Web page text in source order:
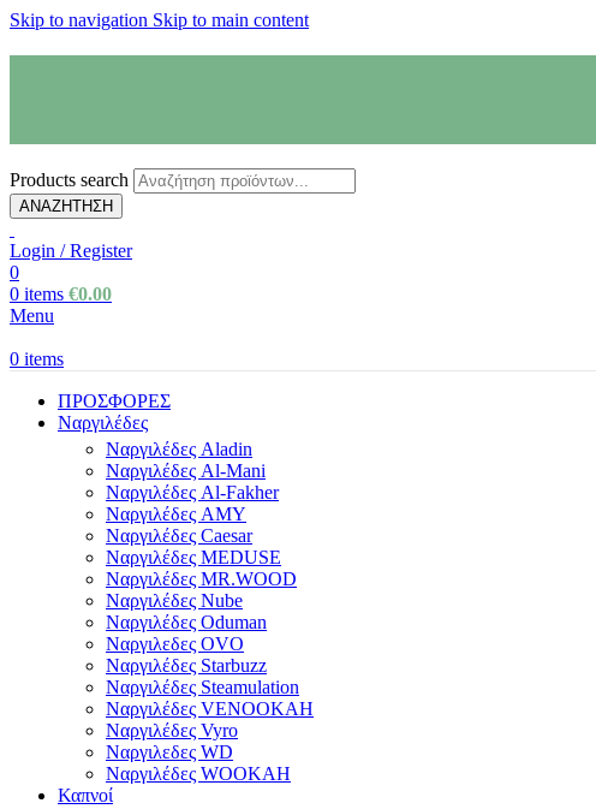
Skip to navigation Skip to main content
Products search
ΑΝΑΖΗΤΗΣΗ
Login / Register
0
0 items €0.00
Menu
0 items
ΠΡΟΣΦΟΡΕΣ
Ναργιλέδες
Ναργιλέδες Aladin
Ναργιλέδες Al-Mani
Ναργιλέδες Al-Fakher
Ναργιλέδες AΜΥ
Ναργιλέδες Caesar
Ναργιλέδες MEDUSE
Ναργιλέδες MR.WOOD
Ναργιλέδες Nube
Ναργιλέδες Oduman
Ναργιλεδες OVO
Ναργιλέδες Starbuzz
Ναργιλέδες Steamulation
Ναργιλέδες VENOOKAH
Ναργιλέδες Vyro
Ναργιλεδες WD
Ναργιλέδες WOOKAH
Καπνοί